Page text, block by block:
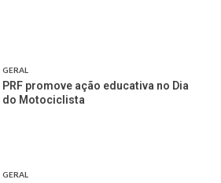
GERAL
PRF promove ação educativa no Dia
do Motociclista
GERAL